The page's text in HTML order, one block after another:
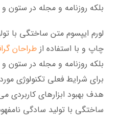
بلکه روزنامه و مجله در ستون
لورم ایپسوم متن ساختگی با
چاپ و با استفاده ازطراحان
بلکه روزنامه و مجله در ستون
برای شرایط فعلی تکنولوژی
هدف بهبود ابزارهای کاربردی
ساختگی با تولید سادگی